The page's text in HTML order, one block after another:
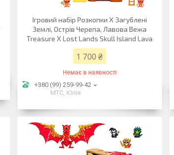
Ігровий набір Розкопки X Загублені
Землі, Острів Черепа, Лавова Вежа
Treasure X Lost Lands Skull Island Lava
1 700 ₴
Немає в наявності
+380 (99) 259-99-42
МТС, Юлія